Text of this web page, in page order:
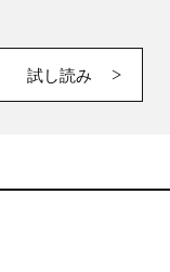
試し読み